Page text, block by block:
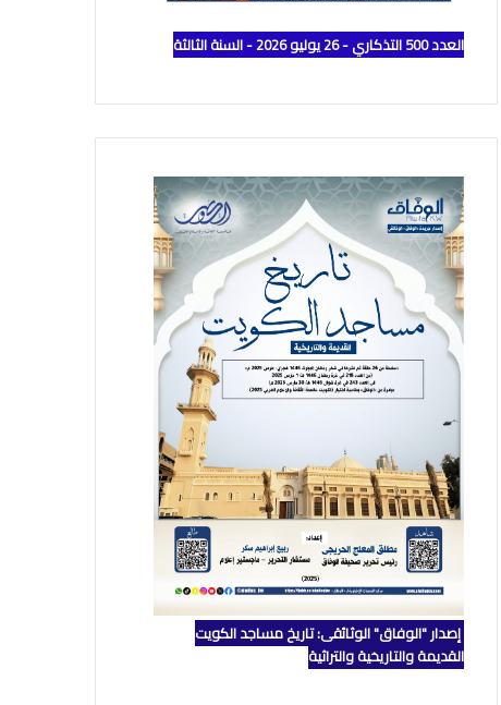
العدد 500 التذكاري - 26 يوليو 2026 - السنة الثالثة
إصدار "الوفاق" الوثائقي: تاريخ مساجد الكويت
القديمة والتاريخية والتراثية